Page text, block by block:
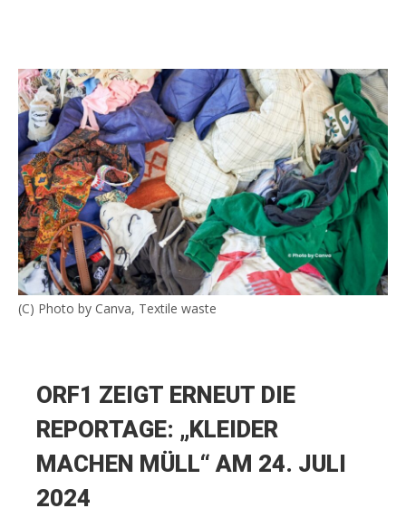
(C) Photo by Canva, Textile waste
ORF1 ZEIGT ERNEUT DIE
REPORTAGE: „KLEIDER
MACHEN MÜLL“ AM 24. JULI
2024